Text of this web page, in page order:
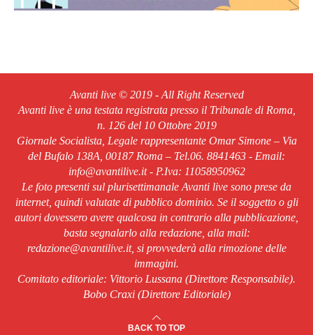
Avanti live © 2019 - All Right Reserved
Avanti live è una testata registrata presso il Tribunale di Roma,
n. 126 del 10 Ottobre 2019
Giornale Socialista, Legale rappresentante Omar Simone – Via
del Bufalo 138A, 00187 Roma – Tel.06. 8841463 - Email:
info@avantilive.it - P.Iva: 11058950962
Le foto presenti sul plurisettimanale Avanti live sono prese da
internet, quindi valutate di pubblico dominio. Se il soggetto o gli
autori dovessero avere qualcosa in contrario alla pubblicazione,
basta segnalarlo alla redazione, alla mail:
redazione@avantilive.it, si provvederà alla rimozione delle
immagini.
Comitato editoriale: Vittorio Lussana (Direttore Responsabile).
Bobo Craxi (Direttore Editoriale)
BACK TO TOP